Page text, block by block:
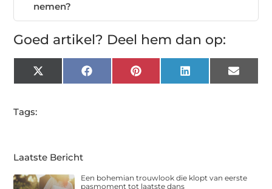
nemen?
Goed artikel? Deel hem dan op:
X
(Twitter)
FacebookPinterest LinkedIn Email
Tags:
Laatste Bericht
Een bohemian trouwlook die klopt van eerste
pasmoment tot laatste dans